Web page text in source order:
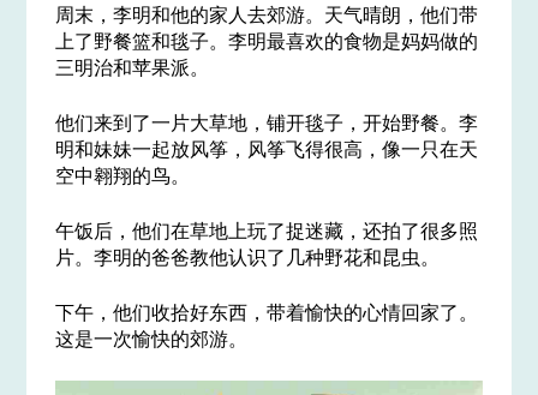
周末，李明和他的家人去郊游。天气晴朗，他们带
上了野餐篮和毯子。李明最喜欢的食物是妈妈做的
三明治和苹果派。
他们来到了一片大草地，铺开毯子，开始野餐。李
明和妹妹一起放风筝，风筝飞得很高，像一只在天
空中翱翔的鸟。
午饭后，他们在草地上玩了捉迷藏，还拍了很多照
片。李明的爸爸教他认识了几种野花和昆虫。
下午，他们收拾好东西，带着愉快的心情回家了。
这是一次愉快的郊游。